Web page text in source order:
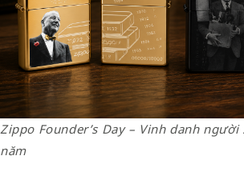
Zippo Founder’s Day – Vinh danh
năm